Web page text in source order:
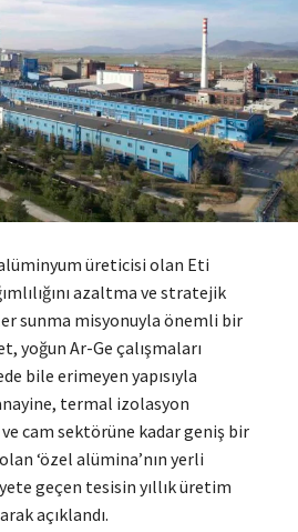
üreticisi olan Eti
azaltma ve stratejik
sunma misyonuyla önemli bir
yoğun Ar-Ge çalışmaları
bile erimeyen yapısıyla
termal izolasyon
cam sektörüne kadar geniş bir
‘özel alümina’nın yerli
geçen tesisin yıllık üretim
açıklandı.